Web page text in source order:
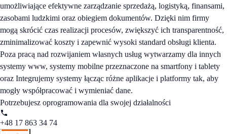
umożliwiające efektywne zarządzanie sprzedażą, logistyką, finansami,
zasobami ludzkimi oraz obiegiem dokumentów. Dzięki nim firmy
mogą skrócić czas realizacji procesów, zwiększyć ich transparentność,
zminimalizować koszty i zapewnić wysoki standard obsługi klienta.
Poza pracą nad rozwijaniem własnych usług wytwarzamy dla innych
systemy www, systemy mobilne przeznaczone na smartfony i tablety
oraz Integrujemy systemy łącząc różne aplikacje i platformy tak, aby
mogły współpracować i wymieniać dane.
Potrzebujesz oprogramowania dla swojej działalności
+48 17 863 34 74